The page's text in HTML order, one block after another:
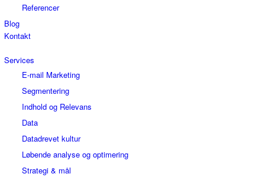
Referencer
Blog
Kontakt
Services
E-mail Marketing
Segmentering
Indhold og Relevans
Data
Datadrevet kultur
Løbende analyse og optimering
Strategi & mål